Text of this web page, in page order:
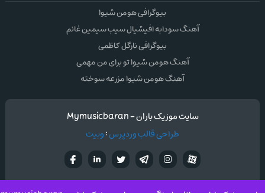
بیوگرافی هومن شیوا
آهنگ سودابه افیشیال سیب سیمین غانم
بیوگرافی نارگل کاظمی
آهنگ هومن شیوا تو برای من مهمی
آهنگ هومن شیوا مزرعه سوخته
سایت موزیک باران - Mymusicbaran
طراحی قالب وردپرس:وبیت
تويترتلگرام
اینستاگرام آپارات